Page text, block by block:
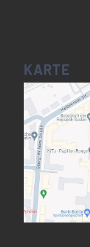
KARTE